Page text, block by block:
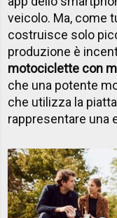
veicolo. Ma, come
costruisce solo
produzione è
motociclette con
che una potente
che utilizza la
rappresentare una